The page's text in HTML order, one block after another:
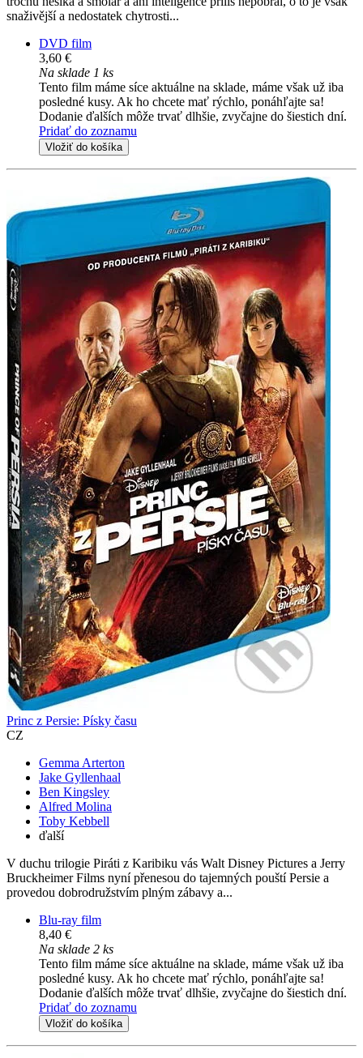
snaživější a nedostatek chytrosti...
DVD film
3,60 €
Na sklade 1 ks
Tento film máme síce aktuálne na sklade, máme však už iba
posledné kusy. Ak ho chcete mať rýchlo, ponáhľajte sa!
Dodanie ďalších môže trvať dlhšie, zvyčajne do šiestich dní.
Pridať do zoznamu
Vložiť do košíka
Princ z Persie: Písky času
CZ
Gemma Arterton
Jake Gyllenhaal
Ben Kingsley
Alfred Molina
Toby Kebbell
ďalší
V duchu trilogie Piráti z Karibiku vás Walt Disney Pictures a Jerry
Bruckheimer Films nyní přenesou do tajemných pouští Persie a
provedou dobrodružstvím plným zábavy a...
Blu-ray film
8,40 €
Na sklade 2 ks
Tento film máme síce aktuálne na sklade, máme však už iba
posledné kusy. Ak ho chcete mať rýchlo, ponáhľajte sa!
Dodanie ďalších môže trvať dlhšie, zvyčajne do šiestich dní.
Pridať do zoznamu
Vložiť do košíka